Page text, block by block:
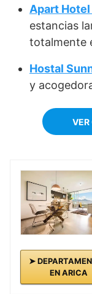
Apart Hotel
estancias
totalmente
Hostal
y
VER
➤
EN ARICA